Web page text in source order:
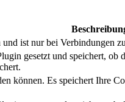
ist nur bei Verbindungen
gesetzt und speichert,
können. Es speichert Ihre